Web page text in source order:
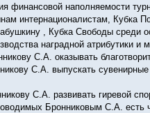
финансовой наполняемости
интернационалистам, Кубка
, Кубка Свободы среди
наградной атрибутики и
С.А. оказывать
С.А. выпускать
С.А. развивать гиревой
Бронниковым С.А. есть